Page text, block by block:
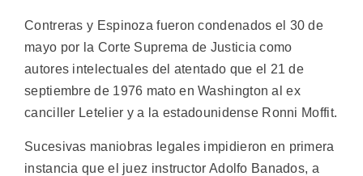
Contreras y Espinoza fueron condenados el 30 de
mayo por la Corte Suprema de Justicia como
autores intelectuales del atentado que el 21 de
septiembre de 1976 mato en Washington al ex
canciller Letelier y a la estadounidense Ronni Moffit.
Sucesivas maniobras legales impidieron en primera
instancia que el juez instructor Adolfo Banados, a